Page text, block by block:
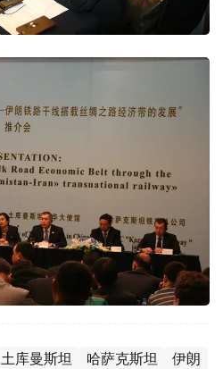
土库曼斯坦 哈萨克斯坦 伊朗